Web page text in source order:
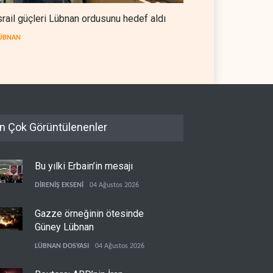
güçleri Lübnan ordusunu hedef aldı
Çok Görüntülenenler
Bu yılki Erbain’in mesajı
DİRENİŞ EKSENİ 04 Ağustos 2026
Gazze örneğinin ötesinde
Güney Lübnan
LÜBNAN DOSYASI 04 Ağustos 2026